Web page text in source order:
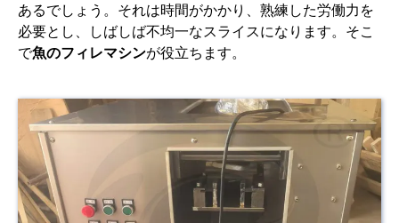
あるでしょう。それは時間がかかり、熟練した労働力を
必要とし、しばしば不均一なスライスになります。そこ
で魚のフィレマシンが役立ちます。